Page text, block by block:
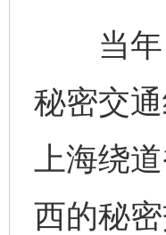
当年，
秘密交
上海绕
西的秘